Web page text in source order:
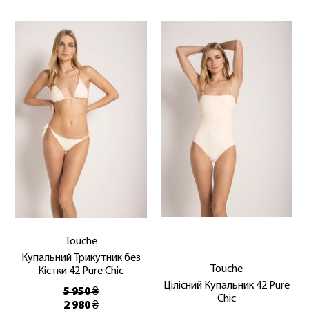
Touche
Купальний Трикутник без
Кістки 42 Pure Chic
5 950 ₴
2 980 ₴
Touche
Цілісний Купальник 42 Pure
Chic